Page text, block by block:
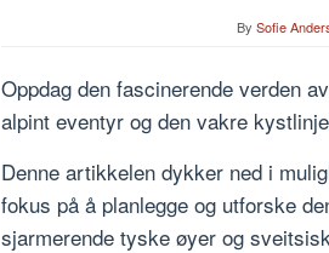
By Sofie
Oppdag den fascinerende verden
alpint eventyr og den vakre
Denne artikkelen dykker ned i
fokus på å planlegge og utforske
sjarmerende tyske øyer og